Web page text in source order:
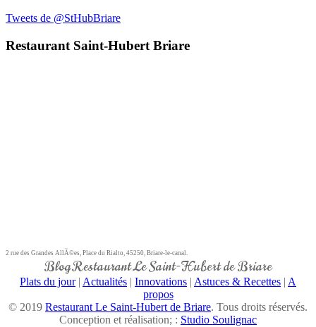
Tweets de @StHubBriare
Restaurant Saint-Hubert Briare
2 rue des Grandes AllÃ©es, Place du Rialto, 45250, Briare-le-canal.
Blog Restaurant Le Saint-Hubert de Briare
Plats du jour| Actualités Innovations Astuces & Recettes A
propos
© 2019 Restaurant Le Saint-Hubert de Briare. Tous droits réservés.
Conception et réalisation; : Studio Soulignac